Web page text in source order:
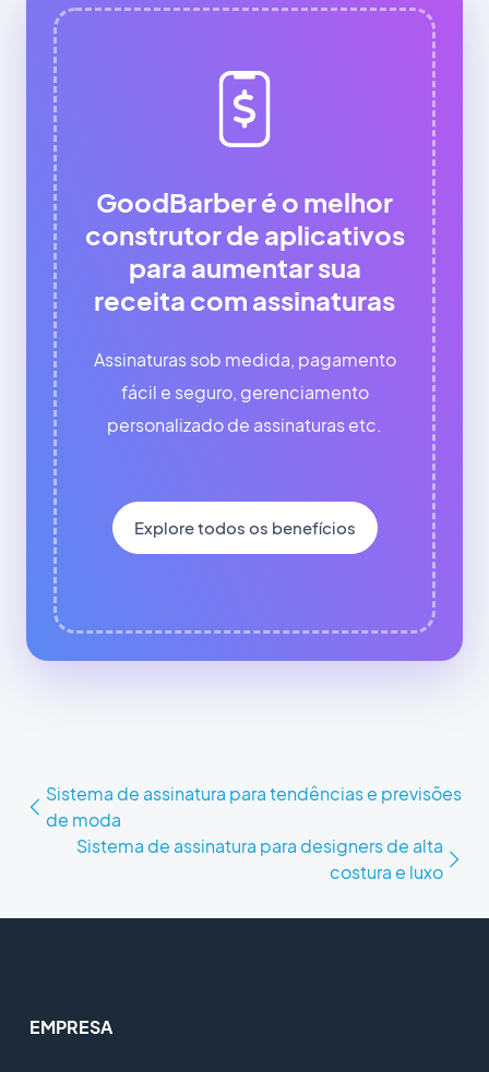
GoodBarber é o melhor
construtor de aplicativos
para aumentar sua
receita com assinaturas
Assinaturas sob medida, pagamento
fácil e seguro, gerenciamento
personalizado de assinaturas etc.
Explore todos os benefícios
Sistema de assinatura para tendências e previsões
de moda
Sistema de assinatura para designers de alta
costura e luxo
EMPRESA